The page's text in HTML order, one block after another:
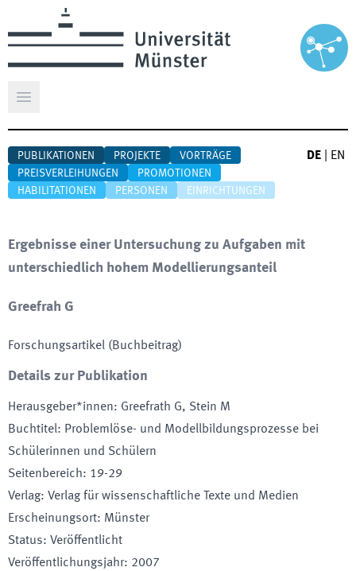
Hauptmenü öffnen
PUBLIKATIONEN PROJEKTE
VORTRÄGE
PREISVERLEIHUNGEN
PROMOTIONEN
HABILITATIONEN
PERSONEN EINRICHTUNGEN
DE EN
Ergebnisse einer Untersuchung zu Aufgaben mit
unterschiedlich hohem Modellierungsanteil
Greefrah G
Forschungsartikel (Buchbeitrag)
Details zur Publikation
Herausgeber*innen: Greefrath G, Stein M
Buchtitel: Problemlöse- und Modellbildungsprozesse bei
Schülerinnen und Schülern
Seitenbereich: 19-29
Verlag: Verlag für wissenschaftliche Texte und Medien
Erscheinungsort: Münster
Status: Veröffentlicht
Veröffentlichungsjahr: 2007